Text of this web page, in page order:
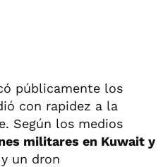
públicamente los
con rapidez a la
Según los medios
militares en Kuwait y
un dron